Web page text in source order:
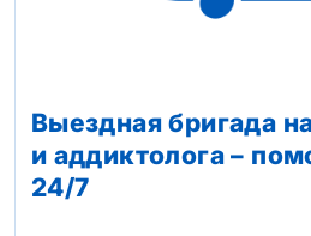
Выездная бригада
и аддиктолога –
24/7